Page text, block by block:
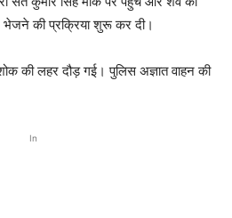
भेजने की प्रक्रिया शुरू कर दी।
की लहर दौड़ गई। पुलिस अज्ञात वाहन की
In